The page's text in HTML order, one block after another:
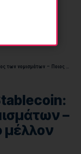
θα ελέγξει το μέλλον του χρήματος;
–
μέλλον